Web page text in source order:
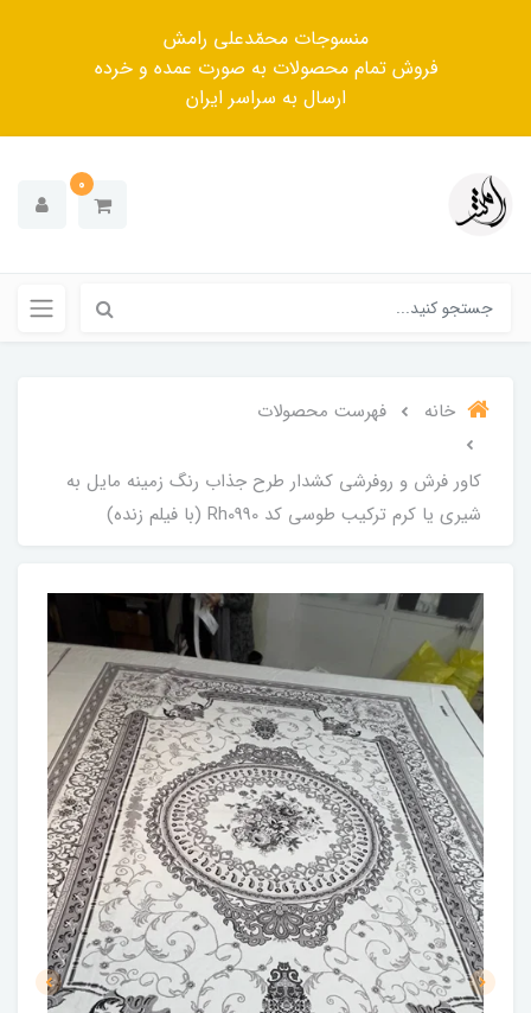
منسوجات محمّدعلی رامش
فروش تمام محصولات به صورت عمده و خرده
ارسال به سراسر ایران
0
خانه فهرست محصولات
کاور فرش و روفرشی کشدار‌ طرح جذاب رنگ‌ زمینه مایل به
شیری یا کرم ترکیب طوسی کد Rh0990 (با فیلم زنده)